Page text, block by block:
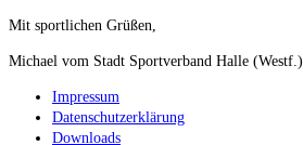
Mit sport­li­chen Grüßen,
Micha­el vom Stadt Sport­ver­band Hal­le (Westf.)
Impressum
Datenschutzerklärung
Downloads